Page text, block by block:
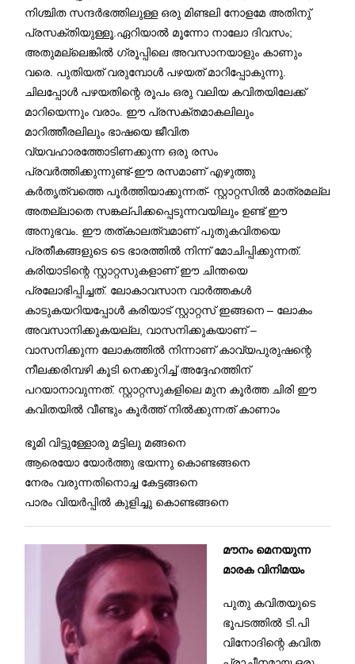
നിശ്ചിത സന്ദർഭത്തിലുള്ള ഒരു മിണ്ടലി നോളമേ അതിനു്
പ്രസക്തിയുള്ളൂ.ഏറിയാൽ മൂന്നോ നാലോ ദിവസം;
അതുമല്ലെങ്കിൽ ഗ്രൂപ്പിലെ അവസാനയാളും കാണും
വരെ. പുതിയത് വരുമ്പോൾ പഴയത് മാറിപ്പോകുന്നു.
ചിലപ്പോൾ പഴയതിന്റെ രൂപം ഒരു വലിയ കവിതയിലേക്ക്
മാറിയെന്നും വരാം. ഈ പ്രസക്തമാകലിലും
മാറിത്തീരലിലും ഭാഷയെ ജീവിത
വ്യവഹാരത്തോടിണക്കുന്ന ഒരു രസം
പ്രവർത്തിക്കുന്നുണ്ട്-ഈ രസമാണ് എഴുത്തു
കർതൃത്വത്തെ പൂർത്തിയാക്കുന്നത്- സ്റ്റാറ്റസിൽ മാത്രമല്ല
അതല്ലാതെ സങ്കല്പിക്കപ്പെടുന്നവയിലും ഉണ്ട് ഈ
അനുഭവം. ഈ തത്കാലത്വമാണ് പുതുകവിതയെ
പ്രതീകങ്ങളുടെ ടെ ഭാരത്തിൽ നിന്ന് മോചിപ്പിക്കുന്നത്.
കരിയാടിന്റെ സ്റ്റാറ്റസുകളാണ് ഈ ചിന്തയെ
പ്രലോഭിപ്പിച്ചത്. ലോകാവസാന വാർത്തകൾ
കാടുകയറിയപ്പോൾ കരിയാട് സ്റ്റാറ്റസ് ഇങ്ങനെ – ലോകം
അവസാനിക്കുകയല്ല, വാസനിക്കുകയാണ് –
വാസനിക്കുന്ന ലോകത്തിൽ നിന്നാണ് കാവ്യപുരുഷന്റെ
നീലക്കരിമ്പഴി കൂടി നെക്കുറിച്ച് അദ്ദേഹത്തിന്
പറയാനാവുന്നത്. സ്റ്റാറ്റസുകളിലെ മുന കൂർത്ത ചിരി ഈ
കവിതയിൽ വീണ്ടും കൂർത്ത് നിൽക്കുന്നത് കാണാം
ഭൂമി വിട്ടുള്ളോരു മട്ടിലു മങ്ങനെ
ആരെയോ യോർത്തു ഭയന്നു കൊണ്ടങ്ങനെ
നേരം വരുന്നതിനൊച്ച കേട്ടങ്ങനെ
പാരം വിയർപ്പിൽ കുളിച്ചു കൊണ്ടങ്ങനെ
മൗനം മെനയുന്ന
മാരക വിനിമയം
പുതു കവിതയുടെ
ഭൂപടത്തിൽ ടി.പി
വിനോദിന്റെ കവിത